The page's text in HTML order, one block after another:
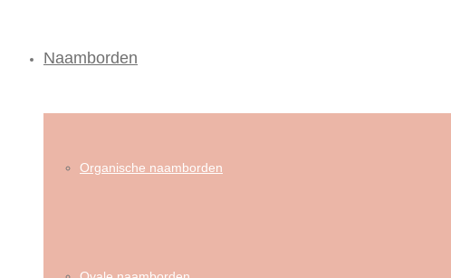
Naamborden
Organische naamborden